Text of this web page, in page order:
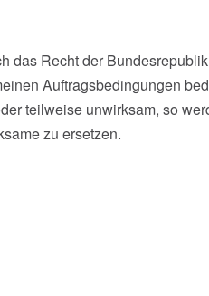
das Recht der
Auftragsbedingungen
teilweise unwirksam, so
zu ersetzen.